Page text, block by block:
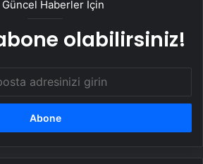
Güncel Haberler İçin
olabilirsiniz!